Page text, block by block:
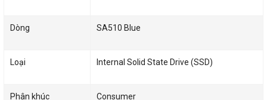
Dòng SA510 Blue
Loại Internal Solid State Drive (SSD)
Phân khúc Consumer